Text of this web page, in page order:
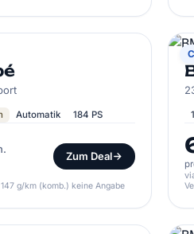
Automatik 184 PS
Zum Deal
g/km (komb.) keine Angabe